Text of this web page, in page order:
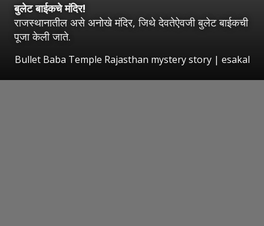
बुलेट बाईकचे मंदिर!
राजस्थानातील असे अनोखे मंदिर, जिथे देवतेऐवजी बुलेट बाईकची
पूजा केली जाते.
Bullet Baba Temple Rajasthan mystery story | esakal